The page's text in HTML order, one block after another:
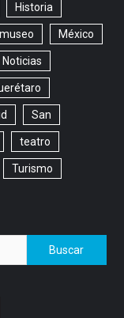
Historia
museo México
Noticias
San
teatro
Turismo